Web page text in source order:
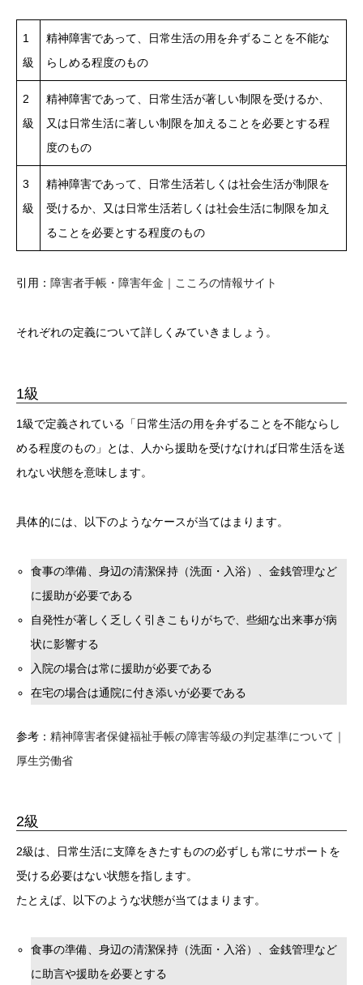
1
級
精神障害であって、日常生活の用を弁ずることを不能な
らしめる程度のもの
2
級
精神障害であって、日常生活が著しい制限を受けるか、
又は日常生活に著しい制限を加えることを必要とする程
度のもの
3
級
精神障害であって、日常生活若しくは社会生活が制限を
受けるか、又は日常生活若しくは社会生活に制限を加え
ることを必要とする程度のもの
引用： 障害者手帳・障害年金｜こころの情報サイト
それぞれの定義について詳しくみていきましょう。
1級
1級で定義されている「日常生活の用を弁ずることを不能ならし
める程度のもの」とは、人から援助を受けなければ日常生活を送
れない状態を意味します。
具体的には、以下のようなケースが当てはまります。
食事の準備、身辺の清潔保持（洗面・入浴）、金銭管理など
に援助が必要である
自発性が著しく乏しく引きこもりがちで、些細な出来事が病
状に影響する
入院の場合は常に援助が必要である
在宅の場合は通院に付き添いが必要である
参考： 精神障害者保健福祉手帳の障害等級の判定基準について｜
厚生労働省
2級
2級は、日常生活に支障をきたすものの必ずしも常にサポートを
受ける必要はない状態を指します。
たとえば、以下のような状態が当てはまります。
食事の準備、身辺の清潔保持（洗面・入浴）、金銭管理など
に助言や援助を必要とする